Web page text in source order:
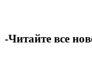
-Читайте все